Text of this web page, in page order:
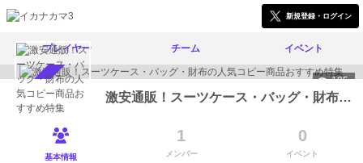
新規登録・ログイン
プレイヤー チーム イベント
メンバー募集中 195
激安通販！スーツケース・バッグ・財布の人気コピー商品おすすめ特集
基本情報
1
メンバー
0
イベント